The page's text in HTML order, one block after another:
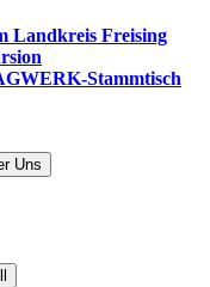
Landkreis Freising
Stammtisch
Uns